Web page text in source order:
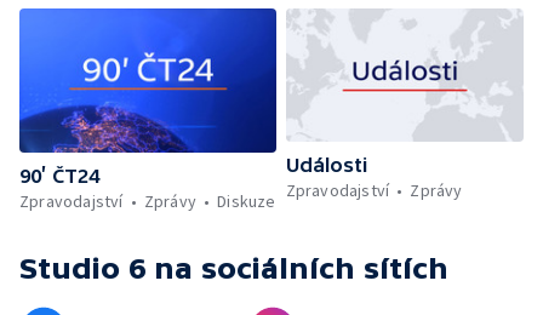
90’ ČT24
Zpravodajství
Zprávy Diskuze
Události
Zpravodajství
Zprávy
Studio 6 na sociálních sítích